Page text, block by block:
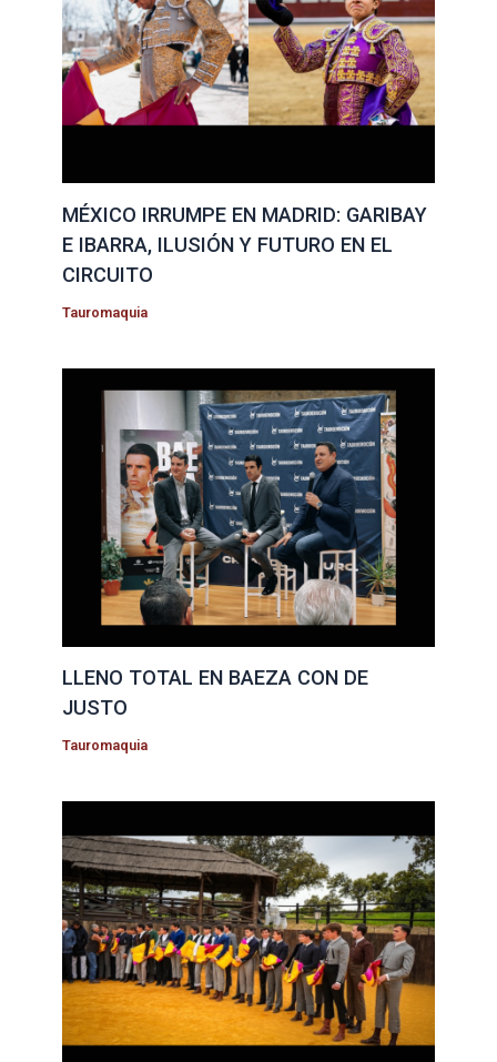
MÉXICO IRRUMPE EN MADRID: GARIBAY
E IBARRA, ILUSIÓN Y FUTURO EN EL
CIRCUITO
Tauromaquia
LLENO TOTAL EN BAEZA CON DE
JUSTO
Tauromaquia